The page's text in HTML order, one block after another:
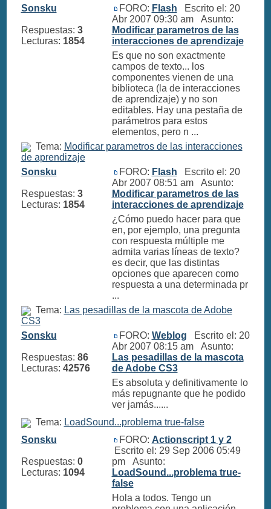
Sonsku
Respuestas: 3
Lecturas: 1854
FORO: Flash Escrito el: 20
Abr 2007 09:30 am Asunto:
Modificar parametros de las
interacciones de aprendizaje
Es que no son exactmente
campos de texto... los
componentes vienen de una
biblioteca (la de interacciones
de aprendizaje) y no son
editables. Hay una pestaña de
parámetros para estos
elementos, pero n ...
Tema: Modificar parametros de las interacciones
de aprendizaje
Sonsku
Respuestas: 3
Lecturas: 1854
FORO: Flash Escrito el: 20
Abr 2007 08:51 am Asunto:
Modificar parametros de las
interacciones de aprendizaje
¿Cómo puedo hacer para que
en, por ejemplo, una pregunta
con respuesta múltiple me
admita varias líneas de texto?
es decir, que las distintas
opciones que aparecen como
respuesta a una determinada pr
...
Tema: Las pesadillas de la mascota de Adobe
CS3
Sonsku
Respuestas: 86
Lecturas: 42576
FORO: Weblog Escrito el: 20
Abr 2007 08:15 am Asunto:
Las pesadillas de la mascota
de Adobe CS3
Es absoluta y definitivamente lo
más repugnante que he podido
ver jamás......
Tema: LoadSound...problema true-false
Sonsku
Respuestas: 0
Lecturas: 1094
FORO: Actionscript 1 y 2
Escrito el: 29 Sep 2006 05:49
pm Asunto:
LoadSound...problema true-
false
Hola a todos. Tengo un